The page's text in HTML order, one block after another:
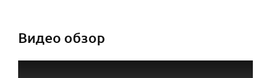
Видео обзор